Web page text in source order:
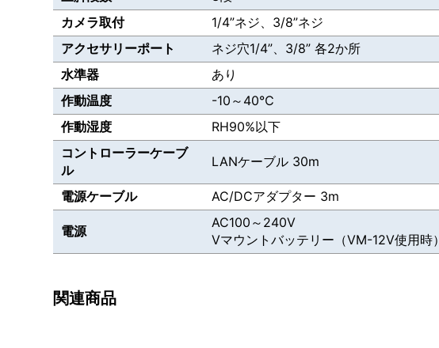
カメラ取付
1/4”ネジ、3/8”ネジ
アクセサリーポート
ネジ穴1/4”、3/8” 各2か所
水準器
あり
作動温度
-10～40℃
作動湿度
RH90%以下
コントローラーケーブ
ル
LANケーブル 30m
電源ケーブル AC/DCアダプター 3m
電源
AC100～240V
Vマウントバッテリー（VM-12V使用時）
関連商品